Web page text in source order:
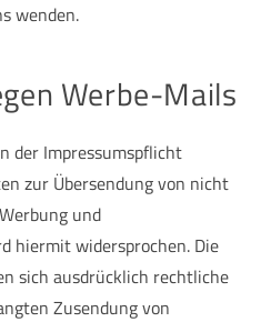
wenden.
Werbe-Mails
der Impressumspflicht
zur Übersendung von nicht
und
hiermit widersprochen. Die
sich ausdrücklich rechtliche
Zusendung von